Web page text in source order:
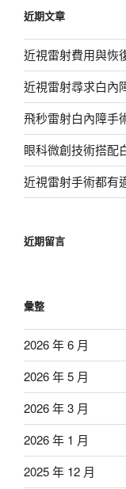
字:
近期文章
近視雷射費用與恢
近視雷射尋求白內
飛秒雷射白內障手
眼科微創技術搭配
近視雷射手術都有
近期留言
彙整
2026 年 6 月
2026 年 5 月
2026 年 3 月
2026 年 1 月
2025 年 12 月